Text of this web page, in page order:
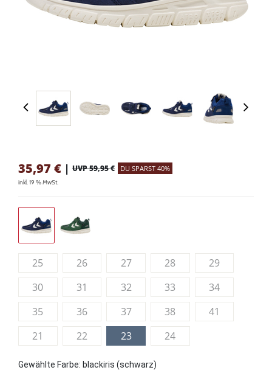
35,97 € | UVP 59,95 € DU SPARST 40%
inkl. 19 % MwSt.
25 26 27 28
29
30
31 32 33
34
35
36 37 38
41
21
22 23 24
Gewählte Farbe: blackiris (schwarz)